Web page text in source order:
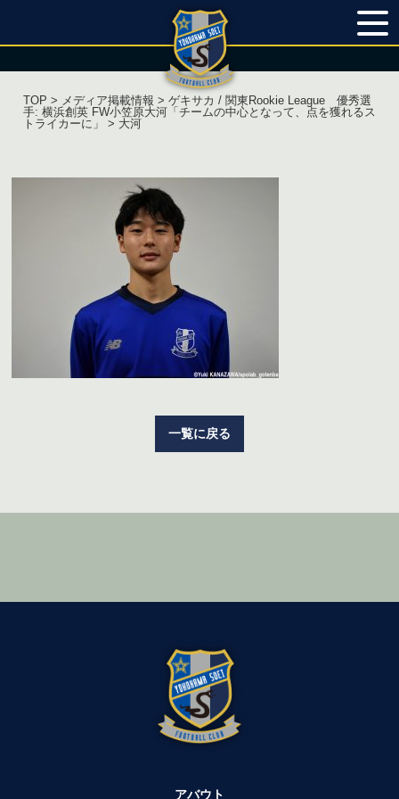
TOP > メディア掲載情報 > ゲキサカ / 関東Rookie League 優秀選
手: 横浜創英 FW小笠原大河「チームの中心となって、点を獲れるス
トライカーに」
> 大河
一覧に戻る
アバウト